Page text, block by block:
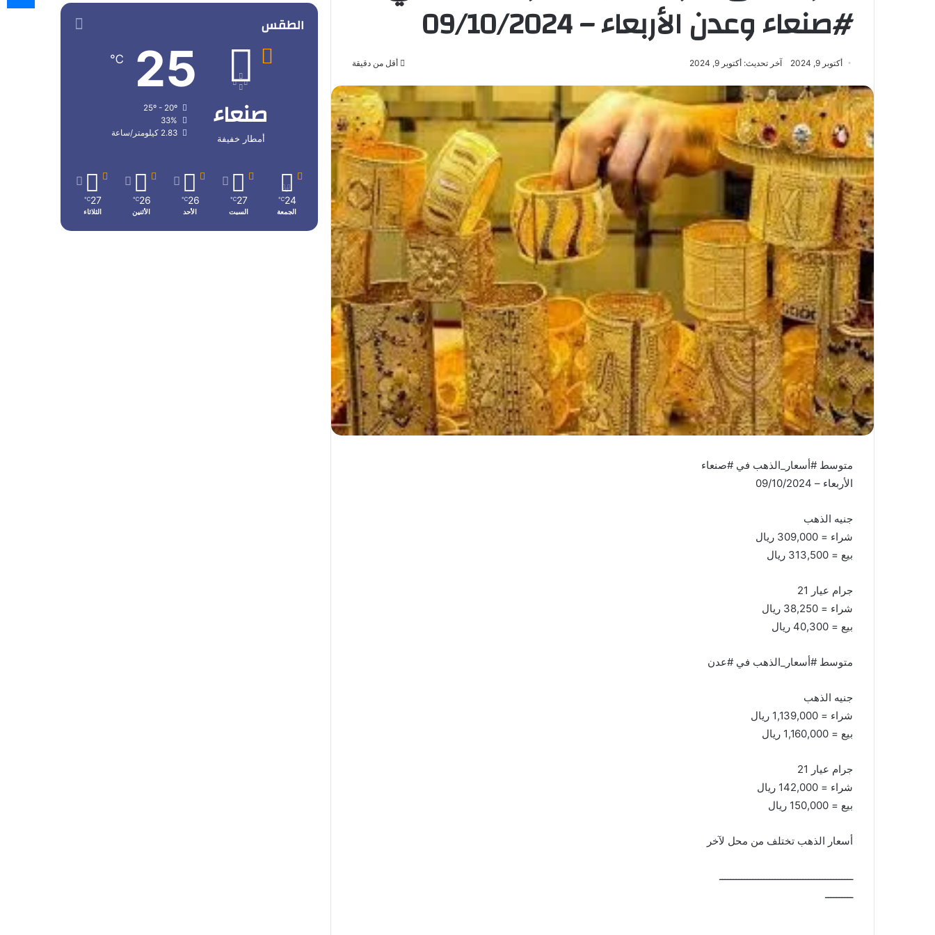
#صنعاء وعدن الأربعاء – 09/10/2024
أكتوبر 9, 2024 آخر تحديث: أكتوبر 9, 2024 أقل من دقيقة
متوسط #أسعار_الذهب في #صنعاء
الأربعاء – 09/10/2024
جنيه الذهب
شراء = 309,000 ريال
بيع = 313,500 ريال
جرام عيار 21
شراء = 38,250 ريال
بيع = 40,300 ريال
متوسط #أسعار_الذهب في #عدن
جنيه الذهب
شراء = 1,139,000 ريال
بيع = 1,160,000 ريال
جرام عيار 21
شراء = 142,000 ريال
بيع = 150,000 ريال
أسعار الذهب تختلف من محل لآخر
ــــــــــــــــــــــــــــــــــــــــــــــــ
ــــــــــ
الطقس
صنعاء
أمطار خفيفة
25
℃
33%
2.83 كيلومتر/ساعة
24
℃
الجمعة
27
℃
السبت
26
℃
الأحد
26
℃
الأثنين
27
℃
الثلاثاء